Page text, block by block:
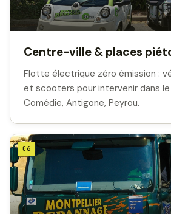
Centre-ville & places
Flotte électrique zéro émission :
et scooters pour intervenir dans
Comédie, Antigone, Peyrou.
06